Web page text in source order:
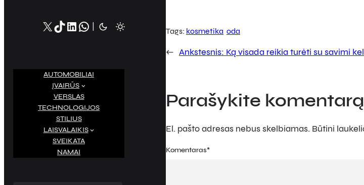
X TikTok LinkedIn WhatsApp
AUTOMOBILIAI
ĮVAIRŪS
VERSLAS
TECHNOLOGIJOS
STILIUS
LAISVALAIKIS
SVEIKATA
NAMAI
Tags: kosmetika oda
← Ankstesnis: Ką visada reikia turėti su savimi
Parašykite komentarą
El. pašto adresas nebus skelbiamas. Būtini
Komentaras*